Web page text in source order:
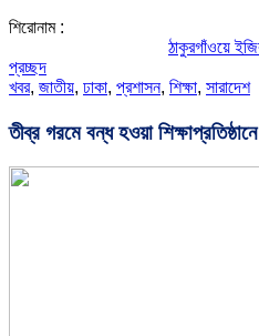
শিরোনাম :
ঠাকুরগাঁওয়ে ইজিবাইক
প্রচ্ছদ
খবর, জাতীয়, ঢাকা, প্রশাসন, শিক্ষা, সারাদেশ
তীব্র গরমে বন্ধ হওয়া